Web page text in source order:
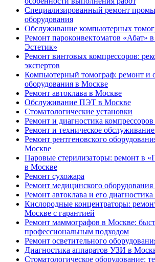
Специализированный ремонт
оборудования
Обслуживание компьютерных
Ремонт пароконвектоматов «Абат»
Эстетик»
Ремонт винтовых компрессоров:
экспертов
Компьютерный томограф: ремонт и
оборудования в Москве
Ремонт автоклава в Москве
Обслуживание ПЭТ в Москве
Стоматологические установки
Ремонт и диагностика
Ремонт и техническое
Ремонт рентгеновского
Москве
Паровые стерилизаторы: ремонт в
в Москве
Ремонт сухожара
Ремонт медицинского
Ремонт автоклава и его
Кислородные концентраторы:
Москве с гарантией
Ремонт маммографов в Москве:
профессиональным подходом
Ремонт осветительного
Диагностика аппаратов УЗИ в
Стоматологическое оборудование: